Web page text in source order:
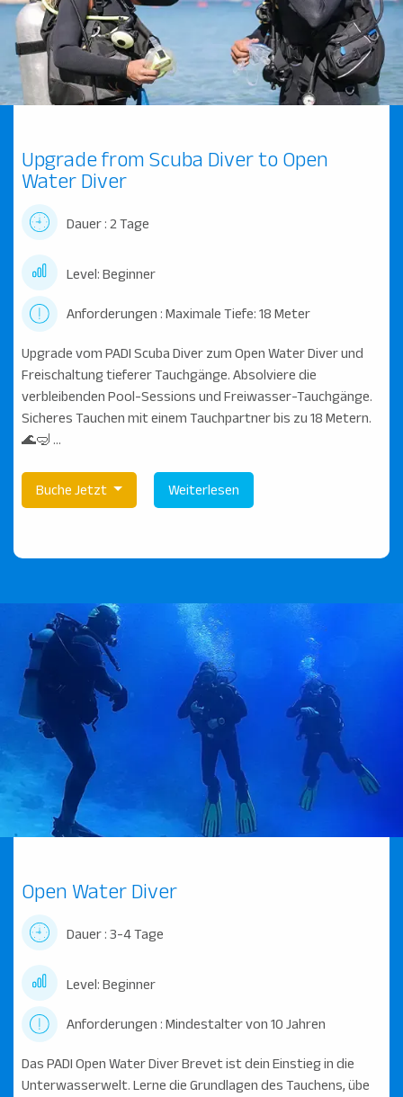
Upgrade from Scuba Diver to Open
Water Diver
Dauer : 2 Tage
Level: Beginner
Anforderungen : Maximale Tiefe: 18 Meter
Upgrade vom PADI Scuba Diver zum Open Water Diver und
Freischaltung tieferer Tauchgänge. Absolviere die
verbleibenden Pool-Sessions und Freiwasser-Tauchgänge.
Sicheres Tauchen mit einem Tauchpartner bis zu 18 Metern.
🌊🤿 ...
Buche Jetzt Weiterlesen
Open Water Diver
Dauer : 3-4 Tage
Level: Beginner
Anforderungen : Mindestalter von 10 Jahren
Das PADI Open Water Diver Brevet ist dein Einstieg in die
Unterwasserwelt. Lerne die Grundlagen des Tauchens, übe